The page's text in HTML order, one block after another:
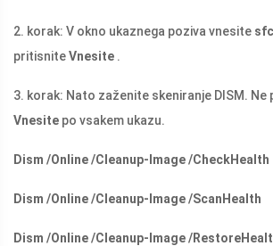
2. korak: V okno ukaznega poziva vnesite
pritisniteVnesite .
3. korak: Nato zaženite skeniranje DISM.
Vnesite po vsakem ukazu.
Dism /Online /Cleanup-Image /CheckHealth
Dism /Online /Cleanup-Image /ScanHealth
Dism /Online /Cleanup-Image /